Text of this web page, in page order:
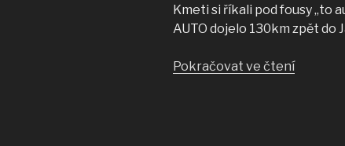
Kmeti si říkali pod fousy „to
AUTO dojelo 130km zpět do
Pokračovat ve čtení„Subaru